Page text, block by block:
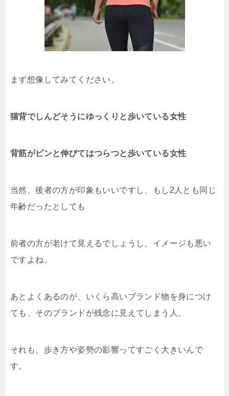
まず想像してみてください。
猫背でしんどそうにゆっくりと歩いている女性
背筋がピンと伸びてはつらつと歩いている女性
当然、後者の方が印象もいいですし、もし2人とも同じ
年齢だったとしても
前者の方が老けて見えるでしょうし、イメージも悪い
ですよね。
あとよくあるのが、いくら高いブランド物を身につけ
ても、そのブランドが残念に見えてしまう人。
それも、歩き方や姿勢の影響ってすごく大きいんで
す。